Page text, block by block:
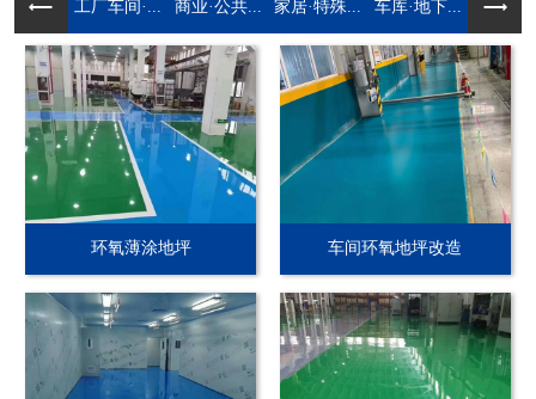
工厂车间·... 商业·公共... 家居·特殊... 车库·地下...
环氧薄涂地坪 车间环氧地坪改造